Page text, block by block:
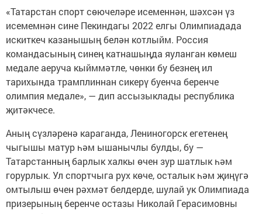
«Татарстан спорт сөючеләре исеменнән, шәхсән үз
исемемнән сине Пекиндагы 2022 елгы Олимпиадада
искиткеч казанышың белән котлыйм. Россия
командасының синең катнашыңда яуланган көмеш
медале аеруча кыйммәтле, чөнки бу безнең ил
тарихында трамплиннан сикерү буенча беренче
олимпия медале», — дип ассызыклады республика
җитәкчесе.
Аның сүзләренә караганда, Лениногорск егетенең
чыгышы матур һәм ышанычлы булды, бу —
Татарстанның барлык халкы өчен зур шатлык һәм
горурлык. Ул спортчыга рух көче, осталык һәм җиңүгә
омтылыш өчен рәхмәт белдерде, шулай ук Олимпиада
призерының беренче остазы Николай Герасимовны